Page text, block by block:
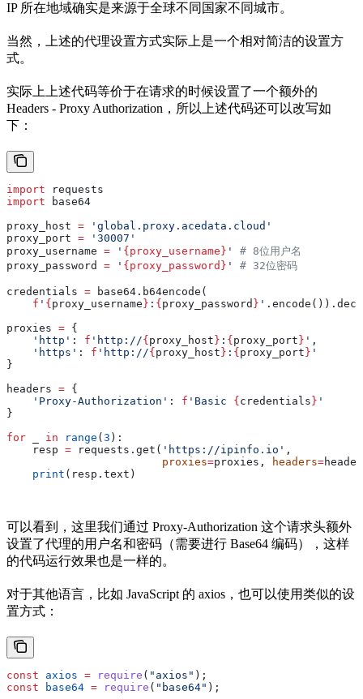
IP 所在地域确实是来源于全球不同国家不同城市。
当然，上述的代理设置方式实际上是一个相对简洁的设置方
式。
实际上上述代码等价于在请求的时候设置了一个额外的
Headers - Proxy Authorization，所以上述代码还可以改写如
下：
import requests
import base64
proxy_host = 'global.proxy.acedata.cloud'
proxy_port = '30007'
proxy_username = ' {proxy_username} '
# 8位用户名
proxy_password = ' {proxy_password} ' # 32位密码
credentials = base64.b64encode(
    f
' { proxy_username } : { proxy_password } '
proxies = {
    'http'
: f 'http://{ proxy_host } : { proxy_port } ' ,
    'https'
: f 'http://{ proxy_host } : { proxy_port } '
}
headers = {
    'Proxy-Authorization'
: f 'Basic { credentials } '
}
for
in range ( 3 ):
    resp
= requests.get( 'https://ipinfo.io' ,
                        proxies
=proxies, headers=
    print
(resp.text)
可以看到，这里我们通过 Proxy-Authorization 这个请求头额外
设置了代理的用户名和密码（需要进行 Base64 编码），这样
的代码运行效果也是一样的。
对于其他语言，比如 JavaScript 的 axios，也可以使用类似的设
置方式：
const axios = require ( "axios" );
const base64 = require ( "base64" );